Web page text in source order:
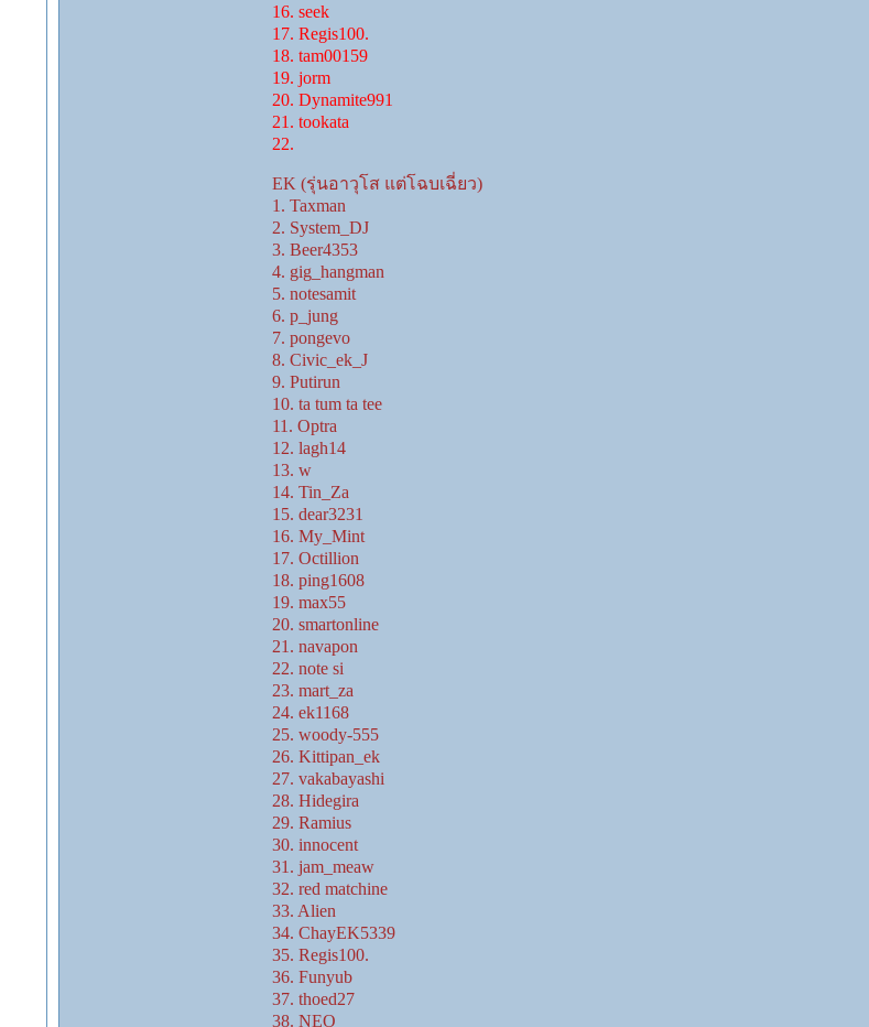
16. seek
17. Regis100.
18. tam00159
19. jorm
20. Dynamite991
21. tookata
22.
EK (รุ่นอาวุโส แต่โฉบเฉี่ยว)
1. Taxman
2. System_DJ
3. Beer4353
4. gig_hangman
5. notesamit
6. p_jung
7. pongevo
8. Civic_ek_J
9. Putirun
10. ta tum ta tee
11. Optra
12. lagh14
13. w
14. Tin_Za
15. dear3231
16. My_Mint
17. Octillion
18. ping1608
19. max55
20. smartonline
21. navapon
22. note si
23. mart_za
24. ek1168
25. woody-555
26. Kittipan_ek
27. vakabayashi
28. Hidegira
29. Ramius
30. innocent
31. jam_meaw
32. red matchine
33. Alien
34. ChayEK5339
35. Regis100.
36. Funyub
37. thoed27
38. NEO